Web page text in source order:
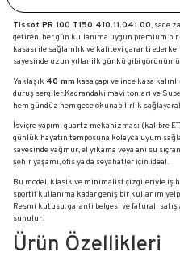
Tissot PR 100 T150.410.11.041.00, sade
getiren, her gün kullanıma uygun premium
kasası ile sağlamlık ve kaliteyi garanti
sayesinde uzun yıllar ilk günkü gibi
Yaklaşık 40 mm kasa çapı ve ince kasa
duruş sergiler.Kadrandaki mavi tonları ve
hem gündüz hem gece okunabilirlik
İsviçre yapımı quartz mekanizması (kalibre
günlük hayatın temposuna kolayca uyum
sayesinde yağmur, el yıkama veya ani su
şehir yaşamı, ofis ya da seyahatler için ideal.
Bu model, klasik ve minimalist çizgileriyle iş
sportif kullanıma kadar geniş bir kullanım
Resmi kutusu, garanti belgesi ve faturalı
sunulur.
Ürün Özellikleri